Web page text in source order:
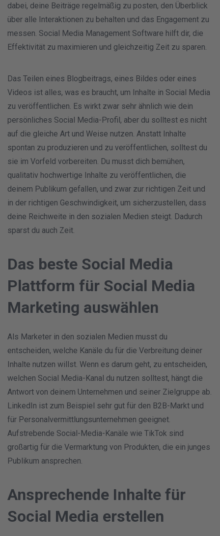
dabei, deine Beiträge regelmäßig zu posten, den Überblick
über alle Interaktionen zu behalten und das Engagement zu
messen. Social Media Management Software hilft dir, die
Effektivität zu maximieren und gleichzeitig Zeit zu sparen.
Das Teilen eines Blogbeitrags, eines Bildes oder eines
Videos ist alles, was es braucht, um Inhalte in Social Media
zu veröffentlichen. Es wirkt zwar sehr ähnlich wie dein
persönliches Social Media-Profil, aber du solltest es nicht
auf die gleiche Art und Weise nutzen. Anstatt Inhalte
spontan zu produzieren und zu veröffentlichen, solltest du
sie im Vorfeld vorbereiten. Du musst dich bemühen,
qualitativ hochwertige Inhalte zu veröffentlichen, die
deinem Publikum gefallen, und zwar zur richtigen Zeit und
in der richtigen Geschwindigkeit, um sicherzustellen, dass
deine Reichweite in den sozialen Medien steigt. Dadurch
sparst du auch Zeit.
Das beste Social Media
Plattform für Social Media
Marketing auswählen
Als Marketer in den sozialen Medien musst du
entscheiden, welche Kanäle du für die Verbreitung deiner
Inhalte nutzen willst. Wenn es darum geht, zu entscheiden,
welchen Social Media-Kanal du nutzen solltest, hängt die
Antwort von deinem Unternehmen und seiner Zielgruppe ab.
LinkedIn ist zum Beispiel sehr gut für den B2B-Markt und
für Personalvermittlungsunternehmen geeignet.
Aufstrebende Social-Media-Kanäle wie TikTok sind
großartig für die Vermarktung von Produkten, die ein junges
Publikum ansprechen.
Ansprechende Inhalte für
Social Media erstellen